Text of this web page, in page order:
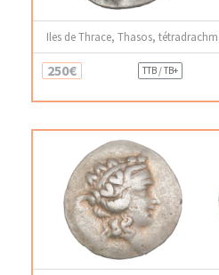
Iles de Thrace, Thasos,
250€ TTB / TB+